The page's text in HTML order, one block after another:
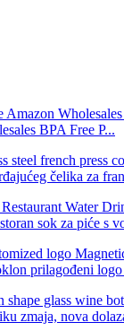
BPA Free P...
čelika za
sok za piće s
prilagođeni
zmaja, nova